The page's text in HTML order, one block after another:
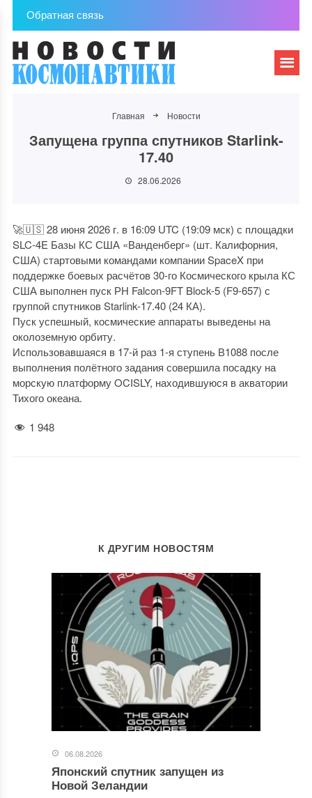
Обратная связь
Главная Новости
Запущена группа спутников Starlink-
17.40
28.06.2026
🚀🇺🇸 28 июня 2026 г. в 16:09 UTC (19:09 мск) с площадки
SLC-4E Базы КС США «Ванденберг» (шт. Калифорния,
США) стартовыми командами компании SpaceX при
поддержке боевых расчётов 30-го Космического крыла КС
США выполнен пуск РН Falcon-9FT Block-5 (F9-657) с
группой спутников Starlink-17.40 (24 КА).
Пуск успешный, космические аппараты выведены на
околоземную орбиту.
Использовавшаяся в 17-й раз 1-я ступень В1088 после
выполнения полётного задания совершила посадку на
морскую платформу OCISLY, находившуюся в акватории
Тихого океана.
1 948
К ДРУГИМ НОВОСТЯМ
06.08.2026
Японский спутник запущен из
Новой Зеландии